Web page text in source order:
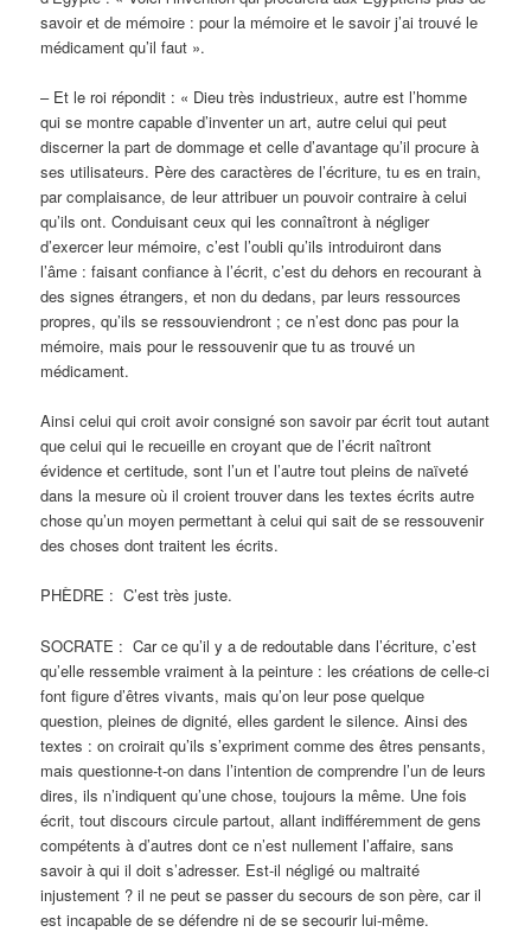
savoir et de mémoire : pour la mémoire et le savoir j’ai trouvé le
médicament qu’il faut ».
– Et le roi répondit : « Dieu très industrieux, autre est l’homme
qui se montre capable d’inventer un art, autre celui qui peut
discerner la part de dommage et celle d’avantage qu’il procure à
ses utilisateurs. Père des caractères de l’écriture, tu es en train,
par complaisance, de leur attribuer un pouvoir contraire à celui
qu’ils ont. Conduisant ceux qui les connaîtront à négliger
d’exercer leur mémoire, c’est l’oubli qu’ils introduiront dans
l’âme : faisant confiance à l’écrit, c’est du dehors en recourant à
des signes étrangers, et non du dedans, par leurs ressources
propres, qu’ils se ressouviendront ; ce n’est donc pas pour la
mémoire, mais pour le ressouvenir que tu as trouvé un
médicament.
Ainsi celui qui croit avoir consigné son savoir par écrit tout autant
que celui qui le recueille en croyant que de l’écrit naîtront
évidence et certitude, sont l’un et l’autre tout pleins de naïveté
dans la mesure où il croient trouver dans les textes écrits autre
chose qu’un moyen permettant à celui qui sait de se ressouvenir
des choses dont traitent les écrits.
PHÈDRE : C’est très juste.
SOCRATE : Car ce qu’il y a de redoutable dans l’écriture, c’est
qu’elle ressemble vraiment à la peinture : les créations de celle-ci
font figure d’êtres vivants, mais qu’on leur pose quelque
question, pleines de dignité, elles gardent le silence. Ainsi des
textes : on croirait qu’ils s’expriment comme des êtres pensants,
mais questionne-t-on dans l’intention de comprendre l’un de leurs
dires, ils n’indiquent qu’une chose, toujours la même. Une fois
écrit, tout discours circule partout, allant indifféremment de gens
compétents à d’autres dont ce n’est nullement l’affaire, sans
savoir à qui il doit s’adresser. Est-il négligé ou maltraité
injustement ? il ne peut se passer du secours de son père, car il
est incapable de se défendre ni de se secourir lui-même.